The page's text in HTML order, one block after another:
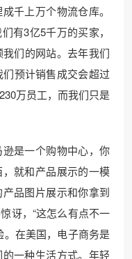
千上万个物流仓库。
有3亿5千万的买家，
们的网站。去年我们
预计销售成交会超过
万员工，而我们只是
是一个购物中心，你
就和产品展示的一模
品图片展示和你拿到
讶，“这怎么有点不一
。在美国，电子商务是
一种生活方式。年轻